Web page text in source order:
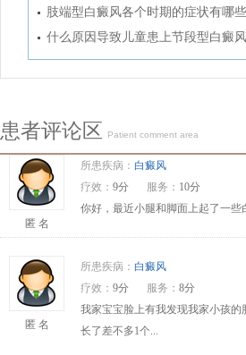
肢端型白癜风各个时期的症状有哪些
什么原因导致儿童患上节段型白癜
患者评论区 Patient comment area
匿 名
所患疾病： 白癜风
疗效： 9分 服务： 10分
你好，最近小腿和脚面上起了一
匿 名
所患疾病： 白癜风
疗效： 9分 服务： 8分
我家宝宝脸上有我发现我家小孩
长了差不多1个...